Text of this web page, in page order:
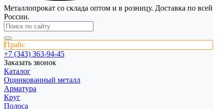
Металлопрокат со склада оптом и в розницу. Доставка по всей
России.
Прайс
+7 (343) 363-94-45
Заказать звонок
Каталог
Оцинкованный металл
Арматура
Круг
Полоса